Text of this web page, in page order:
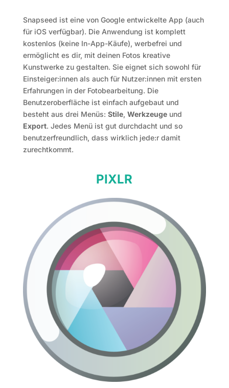
Snapseed ist eine von Google entwickelte App (auch
für iOS verfügbar). Die Anwendung ist komplett
kostenlos (keine In-App-Käufe), werbefrei und
ermöglicht es dir, mit deinen Fotos kreative
Kunstwerke zu gestalten. Sie eignet sich sowohl für
Einsteiger:innen als auch für Nutzer:innen mit ersten
Erfahrungen in der Fotobearbeitung. Die
Benutzeroberfläche ist einfach aufgebaut und
besteht aus drei Menüs: Stile, Werkzeugeund
Export. Jedes Menü ist gut durchdacht und so
benutzerfreundlich, dass wirklich jede:r damit
zurechtkommt.
PIXLR